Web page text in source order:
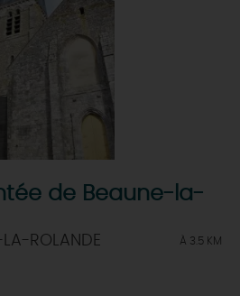
de Beaune-la-
ROLANDE À 3.5 KM